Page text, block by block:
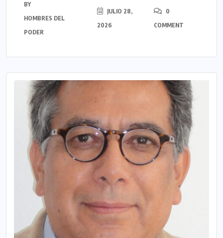
BY
HOMBRES DEL
PODER
JULIO 28,
2026
0
COMMENT